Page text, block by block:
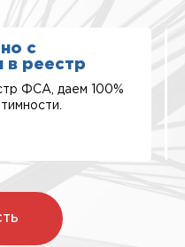
с
в реестр
ФСА, даем 100%